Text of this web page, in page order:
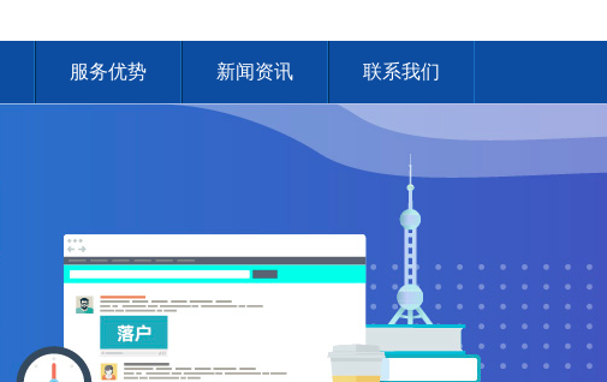
服务优势 新闻资讯 联系我们